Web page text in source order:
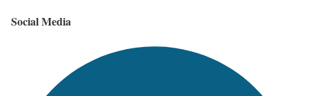
Social Media